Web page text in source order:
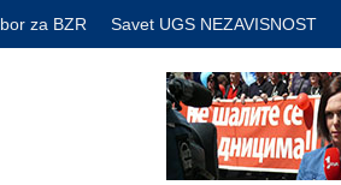
za BZR Savet UGS NEZAVISNOST